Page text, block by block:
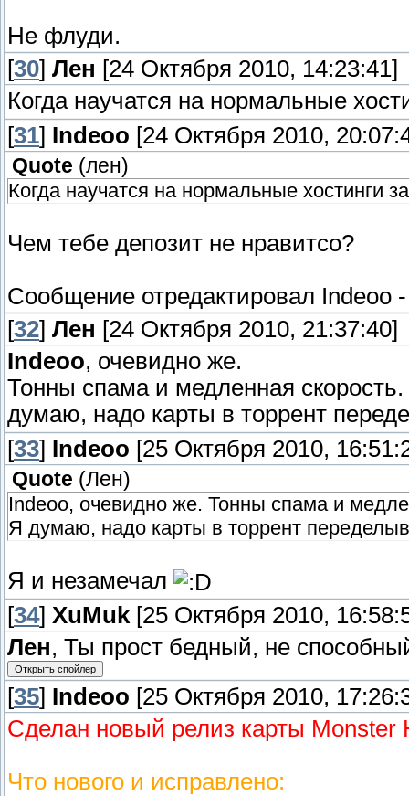
Не флуди.
[30] Лен [24 Октября 2010, 14:23:41]
Когда научатся на нормальные
[31] Indeoo [24 Октября 2010,
Quote (лен)
Когда научатся на нормальные хостинги
Чем тебе депозит не нравитсо?
Сообщение отредактировал Indeoo
[32] Лен [24 Октября 2010, 21:37:40]
Indeoo, очевидно же.
Тонны спама и медленная
думаю, надо карты в торрент
[33] Indeoo [25 Октября 2010,
Quote (Лен)
Indeoo, очевидно же. Тонны спама и
Я думаю, надо карты в торрент
Я и незамечал
[34] XuMuk [25 Октября 2010,
Лен, Ты прост бедный, не
[35] Indeoo [25 Октября 2010,
Сделан новый релиз карты Monster
Что нового и исправлено: